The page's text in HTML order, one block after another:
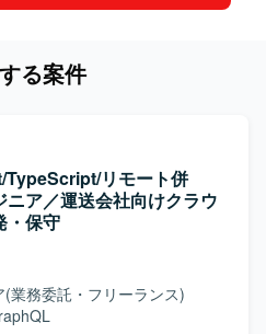
る案件
TypeScript/リモート併
ア／運送会社向けクラウ
・保守
(業務委託・フリーランス)